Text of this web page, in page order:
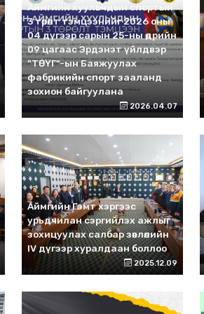
Аймгийн хуульчдын спортын
3 төрөлт тэмцээнийг 2026 оны
04 дүгээр сарын 25-ны өдрийн
09 цагаас Эрдэнэт үйлдвэр
"ТӨҮГ"-ын Баяжуулах
фабрикийн спорт зааланд
зохион байгуулана
2026.04.07
Аймгийн Гэмт хэргээс
урьдчилан сэргийлэх ажлыг
зохицуулах салбар зөвлөлийн
IV дүгээр хуралдаан боллоо
2025.12.09